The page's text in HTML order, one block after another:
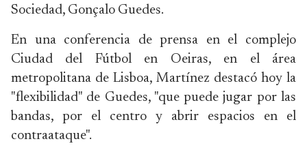
Sociedad, Gonçalo Guedes.
En una conferencia de prensa en el complejo
Ciudad del Fútbol en Oeiras, en el área
metropolitana de Lisboa, Martínez destacó hoy la
"flexibilidad" de Guedes, "que puede jugar por las
bandas, por el centro y abrir espacios en el
contraataque".